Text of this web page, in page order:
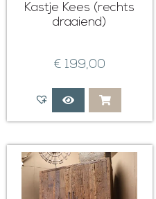
Kastje Kees (rechts
draaiend)
€ 199,00